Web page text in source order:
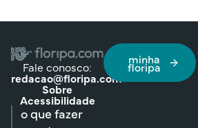
Fale conosco:
redacao@floripa.com
Sobre
Acessibilidade
minha
floripa
o que fazer